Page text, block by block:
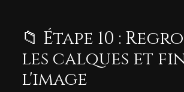
📁 Étape 10 :
les calques et
l'image